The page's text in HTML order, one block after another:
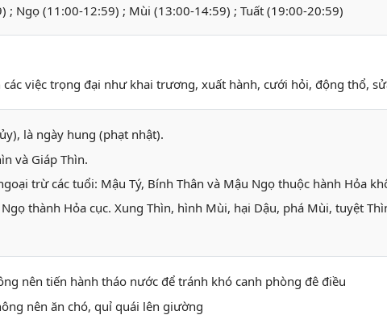
; Ngọ (11:00-12:59) ; Mùi (13:00-14:59) ; Tuất (19:00-20:59)
việc trọng đại như khai trương, xuất hành, cưới hỏi, động thổ,
là ngày hung (phạt nhật).
và Giáp Thìn.
trừ các tuổi: Mậu Tý, Bính Thân và Mậu Ngọ thuộc hành Hỏa
thành Hỏa cục. Xung Thìn, hình Mùi, hại Dậu, phá Mùi, tuyệt
nên tiến hành tháo nước để tránh khó canh phòng đê điều
nên ăn chó, quỉ quái lên giường